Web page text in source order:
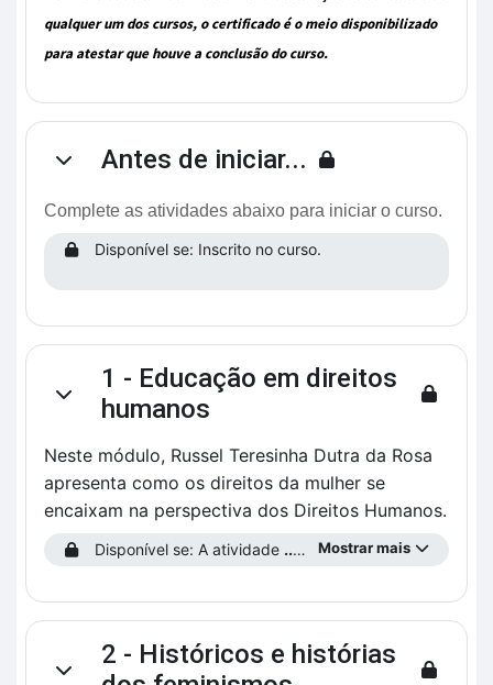
qualquer um dos cursos, o certificado é o meio disponibilizado
para atestar que houve a conclusão do curso.
ContrairAntes de iniciar...
Complete as atividades abaixo para iniciar o curso.
Disponível se: Inscrito no curso.
Contrair
1 - Educação em direitos
humanos
Neste módulo, Russel Teresinha Dutra da Rosa
apresenta como os direitos da mulher se
encaixam na perspectiva dos Direitos Humanos.
Mostrar mais
Disponível se: A atividade ...preencha o Perfil do Estudante!
Contrair
2 - Históricos e histórias